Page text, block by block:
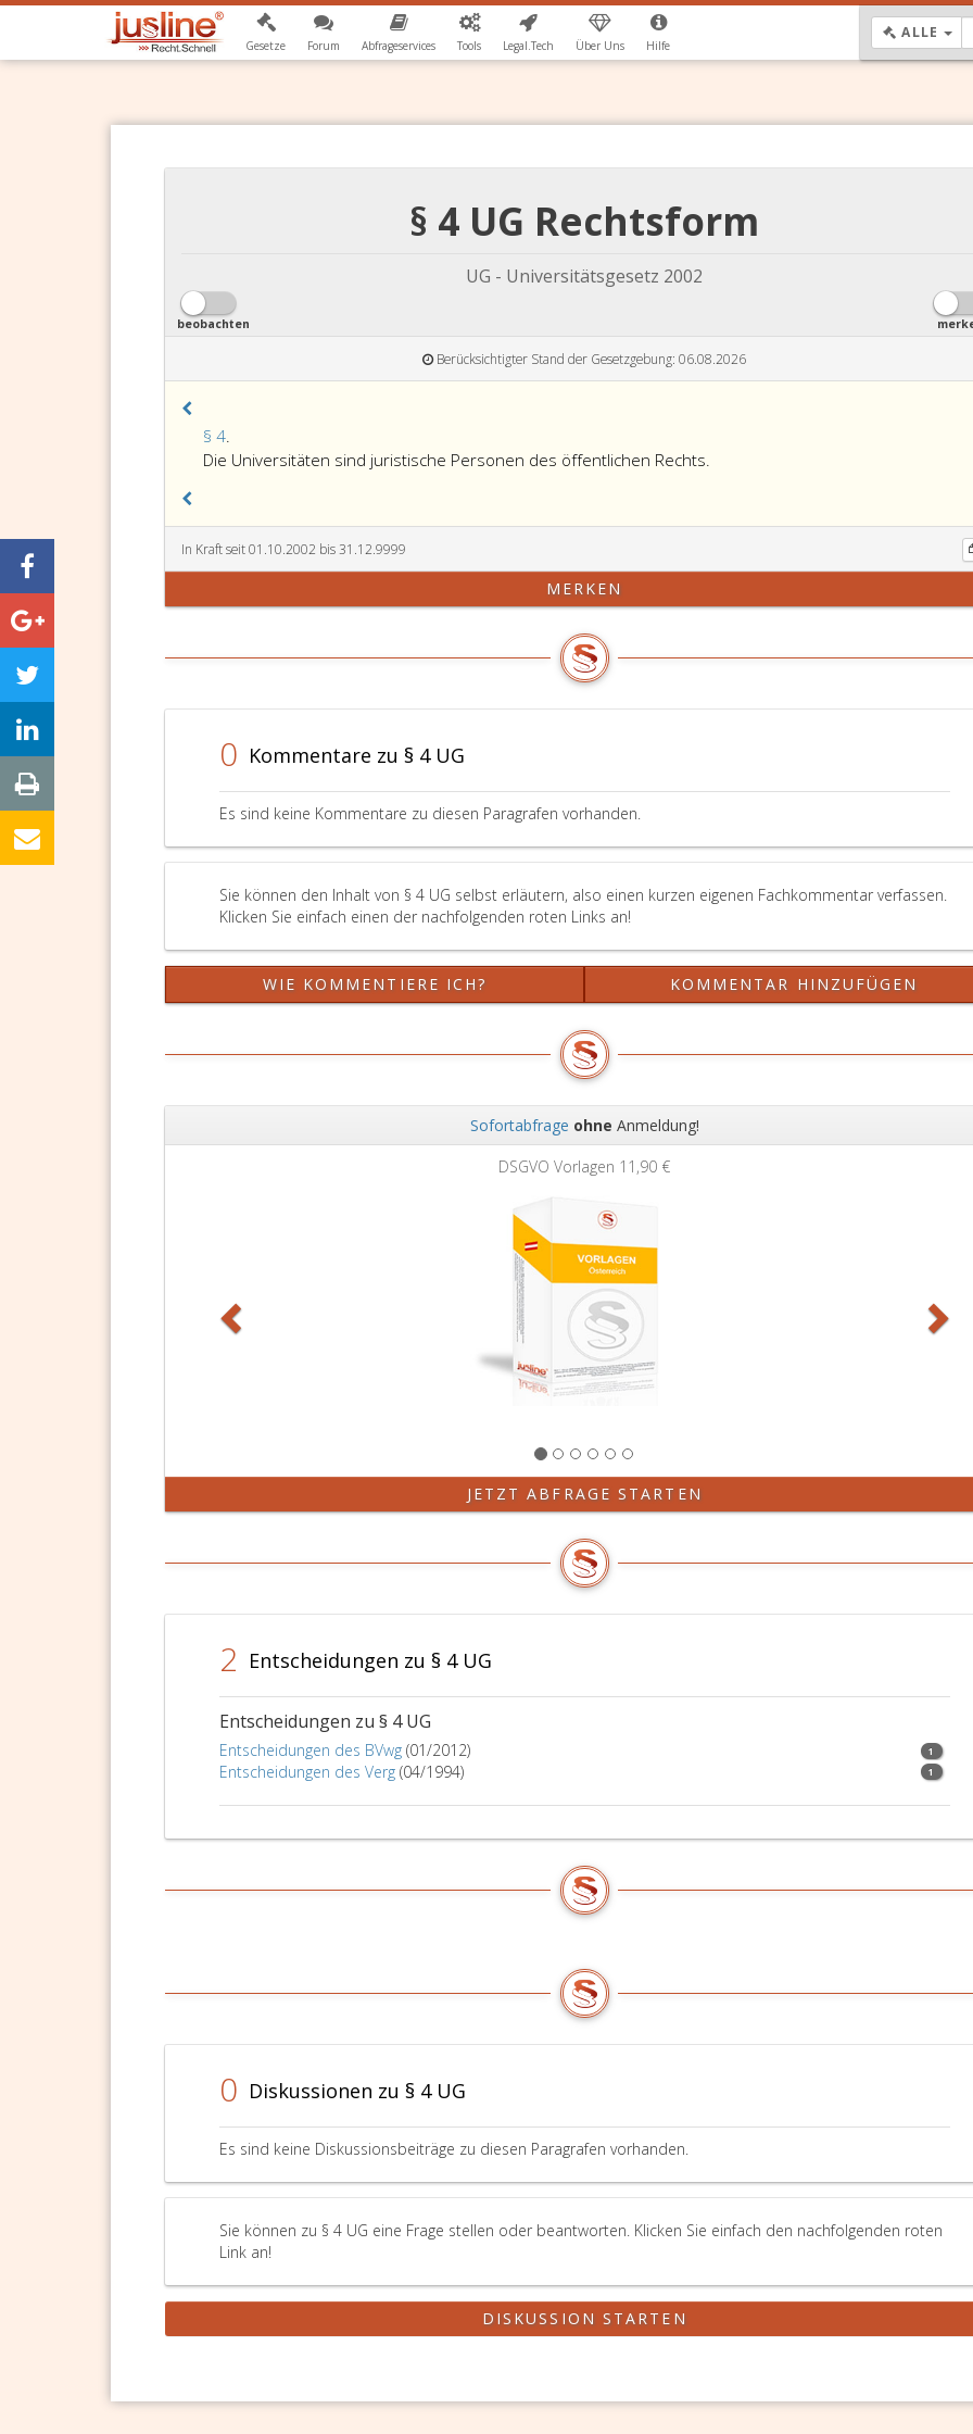
Gesetze Forum Abfrageservices Tools Legal.Tech Über Uns Hilfe
ALLE
§ 4 UG Rechtsform
UG - Universitätsgesetz 2002
beobachten
Berücksichtigter Stand der Gesetzgebung: 06.08.2026
§ 4.
4,
Die Universitäten sind juristische Personen des öffentlichen Rechts.
In Kraft seit 01.10.2002 bis 31.12.9999
MERKEN
0 Kommentare zu § 4 UG
Es sind keine Kommentare zu diesen Paragrafen vorhanden.
Sie können den Inhalt von § 4 UG selbst erläutern, also einen kurzen eigenen Fachkommentar verfassen.
Klicken Sie einfach einen der nachfolgenden roten Links an!
WIE KOMMENTIERE ICH? KOMMENTAR HINZUFÜGEN
Sofortabfrage ohne Anmeldung!
DSGVO Vorlagen 11,90 €
JETZT ABFRAGE STARTEN
2 Entscheidungen zu § 4 UG
Entscheidungen zu § 4 UG
Entscheidungen des BVwg (01/2012) 1
Entscheidungen des Verg (04/1994) 1
0 Diskussionen zu § 4 UG
Es sind keine Diskussionsbeiträge zu diesen Paragrafen vorhanden.
Sie können zu § 4 UG eine Frage stellen oder beantworten. Klicken Sie einfach den nachfolgenden roten
Link an!
DISKUSSION STARTEN